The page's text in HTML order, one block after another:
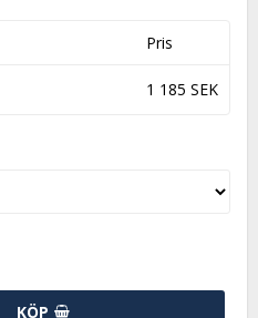
Pris
1 185 SEK
KÖP